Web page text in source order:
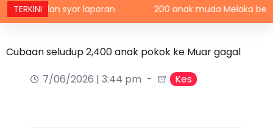
TERKINI
dan syor laporan 200 anak muda Melaka
Cubaan seludup 2,400 anak pokok ke Muar gagal
7/06/2026 | 3:44 pm
Kes